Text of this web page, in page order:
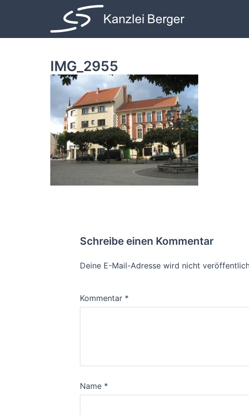
IMG_2955
Schreibe einen Kommentar
Deine E-Mail-Adresse wird nicht
Kommentar *
Name *